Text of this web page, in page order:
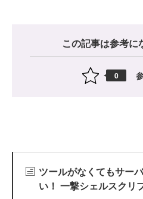
この記事は参考に
0
ツールがなくてもサー
い！ 一撃シェルスクリ